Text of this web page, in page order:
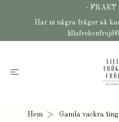
- FRAKT
Har ni några frågor så
Hem Gamla vackra ting